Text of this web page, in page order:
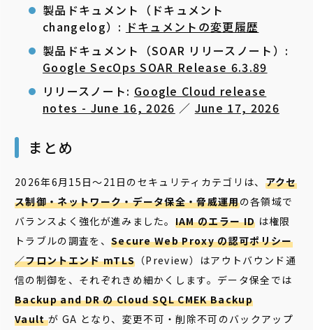
製品ドキュメント（ドキュメント
changelog）: ドキュメントの変更履歴
製品ドキュメント（SOAR リリースノート）:
Google SecOps SOAR Release 6.3.89
リリースノート: Google Cloud release
notes - June 16, 2026 ／ June 17, 2026
まとめ
2026年6月15日〜21日のセキュリティカテゴリは、 アクセ
ス制御・ネットワーク・データ保全・脅威運用の各領域で
バランスよく強化が進みました。 IAM のエラー ID は権限
トラブルの調査を、 Secure Web Proxy の認可ポリシー
／フロントエンド mTLS （Preview）はアウトバウンド通
信の制御を、それぞれきめ細かくします。データ保全では
Backup and DR の Cloud SQL CMEK Backup
Vaultが GA となり、変更不可・削除不可のバックアップ